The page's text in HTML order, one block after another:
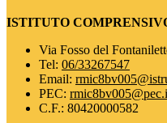
ISTITUTO
Via Fosso del
Tel: 06/33267547
Email:
PEC:
C.F.: 80420000582